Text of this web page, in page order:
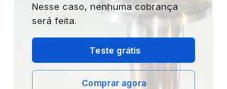
Nesse caso, nenhuma cobrança
será feita.
Teste grátis
Comprar agora